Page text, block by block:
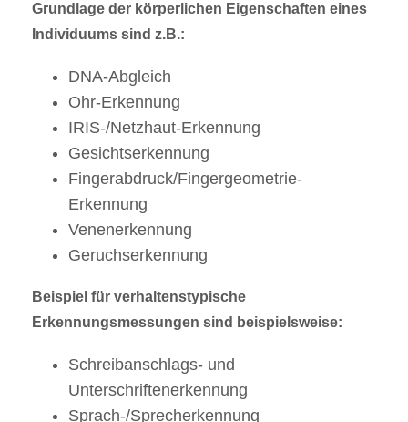
Grundlage der körperlichen Eigenschaften eines
Individuums sind z.B.:
DNA-Abgleich
Ohr-Erkennung
IRIS-/Netzhaut-Erkennung
Gesichtserkennung
Fingerabdruck/Fingergeometrie-
Erkennung
Venenerkennung
Geruchserkennung
Beispiel für verhaltenstypische
Erkennungsmessungen sind beispielsweise:
Schreibanschlags- und
Unterschriftenerkennung
Sprach-/Sprecherkennung